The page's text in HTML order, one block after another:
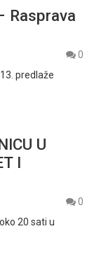
Rasprava
0
predlaže
U
I
0
20 sati u